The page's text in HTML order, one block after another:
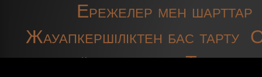
Ережелер мен шарттар
Жауапкершіліктен бас тарту
байланысыңыз